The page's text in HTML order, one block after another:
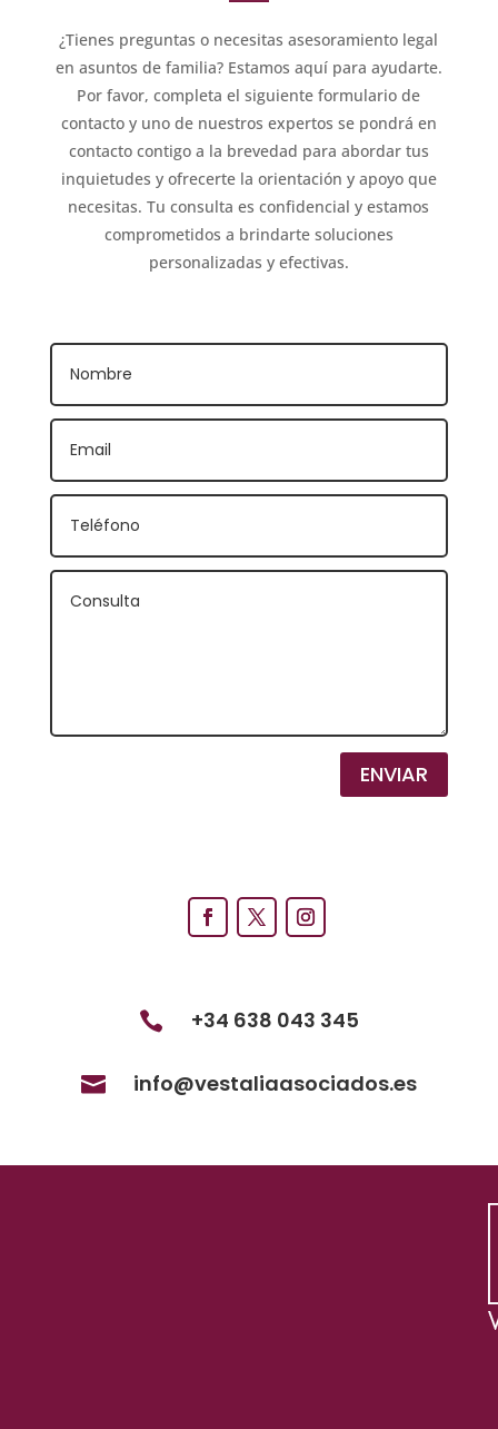
¿Tienes preguntas o necesitas asesoramiento legal
en asuntos de familia? Estamos aquí para ayudarte.
Por favor, completa el siguiente formulario de
contacto y uno de nuestros expertos se pondrá en
contacto contigo a la brevedad para abordar tus
inquietudes y ofrecerte la orientación y apoyo que
necesitas. Tu consulta es confidencial y estamos
comprometidos a brindarte soluciones
personalizadas y efectivas.
ENVIAR
 +34 638 043 345
 info@vestaliaasociados.es